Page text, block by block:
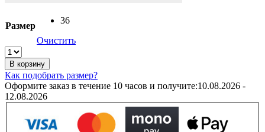
Размер
36
Очистить
Crocs
Crocband
Platform
Black
арт.
205434
Крокс
В корзину
Как подобрать размер?
Оформите заказ в течение 10 часов и получите:10.08.2026 -
12.08.2026